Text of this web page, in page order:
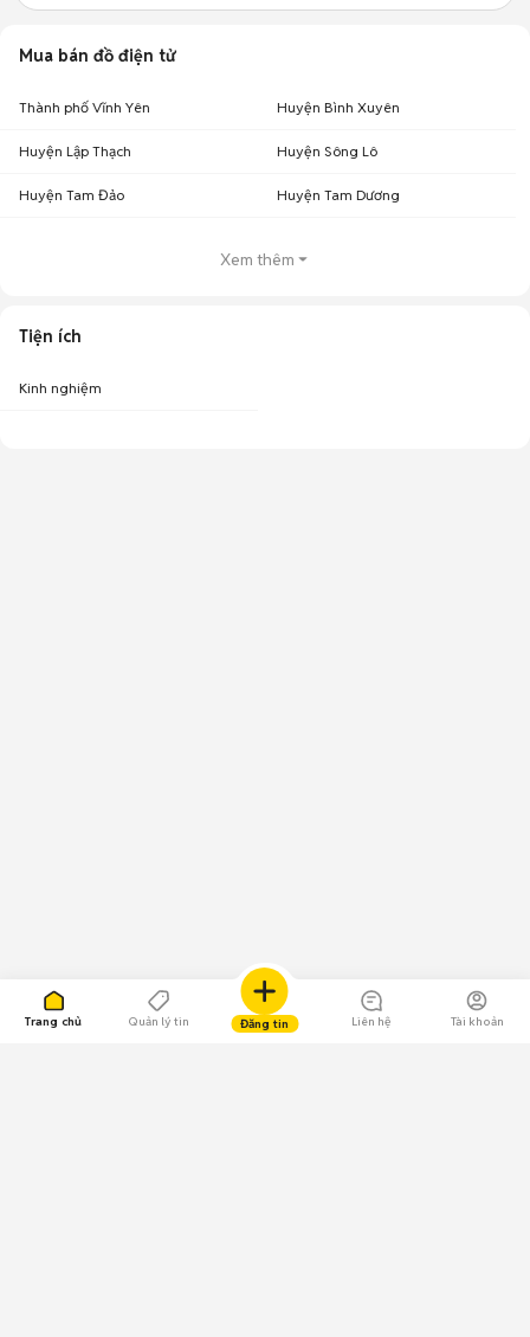
Trang chủ Quản lý tin Đăng tin Liên hệ Tài khoản
Mua bán đồ điện tử
Thành phố Vĩnh Yên Huyện Bình Xuyên
Huyện Lập Thạch Huyện Sông Lô
Huyện Tam Đảo Huyện Tam Dương
Xem thêm
Tiện ích
Kinh nghiệm